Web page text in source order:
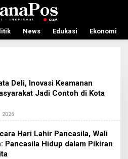
News Edukasi Ekonomi
Deli, Inovasi Keamanan
Jadi Contoh di Kota
2026
L
H
R
Hari Lahir Pancasila, Wali
Pancasila Hidup dalam Pikiran